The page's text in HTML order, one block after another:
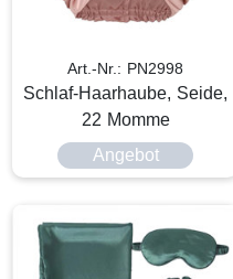
Art.-Nr.: PN2998
Schlaf-Haarhaube, Seide,
22 Momme
Angebot